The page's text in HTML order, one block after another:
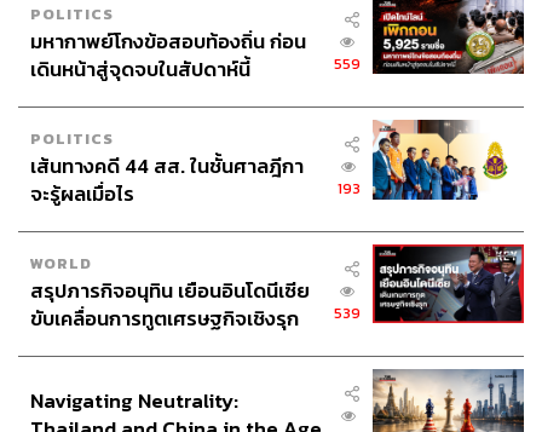
POLITICS
มหากาพย์โกงข้อสอบท้องถิ่น ก่อน
เดินหน้าสู่จุดจบในสัปดาห์นี้
559
POLITICS
เส้นทางคดี 44 สส. ในชั้นศาลฎีกา
จะรู้ผลเมื่อไร
193
WORLD
สรุปภารกิจอนุทิน เยือนอินโดนีเซีย
ขับเคลื่อนการทูตเศรษฐกิจเชิงรุก
539
Navigating Neutrality: